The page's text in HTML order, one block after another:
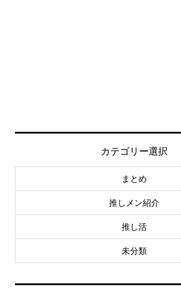
カテゴリー選択
まとめ
推しメン紹介
推し活
未分類